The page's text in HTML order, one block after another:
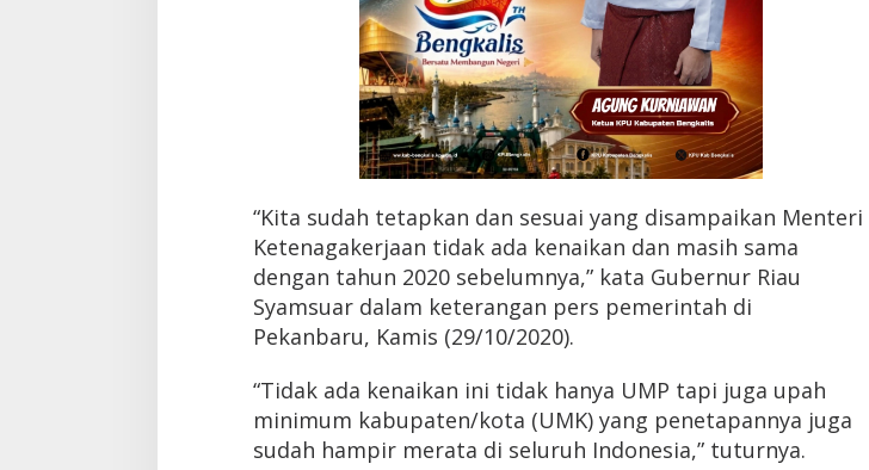
“Kita sudah tetapkan dan sesuai yang disampaikan Menteri
Ketenagakerjaan tidak ada kenaikan dan masih sama
dengan tahun 2020 sebelumnya,” kata Gubernur Riau
Syamsuar dalam keterangan pers pemerintah di
Pekanbaru, Kamis (29/10/2020).
“Tidak ada kenaikan ini tidak hanya UMP tapi juga upah
minimum kabupaten/kota (UMK) yang penetapannya juga
sudah hampir merata di seluruh Indonesia,” tuturnya.